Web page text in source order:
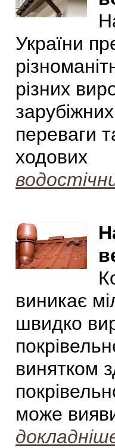
України
різних
переваги
ходових
виникає
швидко
винятком
може